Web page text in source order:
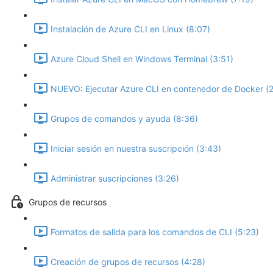
Instalación de Azure CLI en Linux (8:07)
Azure Cloud Shell en Windows Terminal (3:51)
NUEVO: Ejecutar Azure CLI en contenedor de Docker
Grupos de comandos y ayuda (8:36)
Iniciar sesión en nuestra suscripción (3:43)
Administrar suscripciones (3:26)
Grupos de recursos
Formatos de salida para los comandos de CLI (5:23)
Creación de grupos de recursos (4:28)